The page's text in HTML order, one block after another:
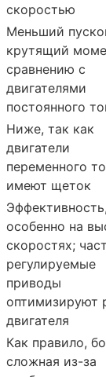
скоростью
Меньший
крутящий
сравнению с
двигателями
постоянного
Ниже, так как
двигатели
переменного
имеют щеток
особенно на
скоростях;
регулируемые
приводы
оптимизируют
двигателя
Как правило,
сложная из-за